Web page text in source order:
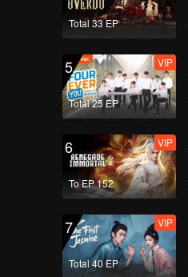
VIP
VIP
VIP
Total 33 EP
5
Total 25 EP
VIP
6
To EP 152
VIP
7
Total 40 EP
VIP